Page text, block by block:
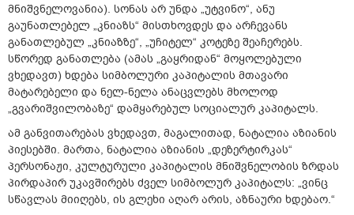
მნიშვნელოვანია). სონას არ უნდა „უტვინო“, ანუ
გაუნათლებელ „კნიაზს“ მისთხოვდეს და არჩევანს
განათლებულ „კნიაზზე“, „უჩიტელ“ კოტეზე შეაჩერებს.
სწორედ განათლება (ამას „გაყრიდან“ მოყოლებული
ვხედავთ) ხდება სიმბოლური კაპიტალის მთავარი
მატარებელი და ნელ-ნელა ანაცვლებს მხოლოდ
„გვარიშვილობაზე“ დამყარებულ სოციალურ კაპიტალს.
ამ განვითარებას ვხედავთ, მაგალითად, ნატალია აზიანის
პიესებში. მართა, ნატალია აზიანის „დეზერტირკას“
პერსონაჟი, კულტურული კაპიტალის მნიშვნელობის ზრდას
პირდაპირ უკავშირებს ძველ სიმბოლურ კაპიტალს: „ვინც
სწავლას მიიღებს, ის გლეხი აღარ არის, აზნაური ხდებაო.“